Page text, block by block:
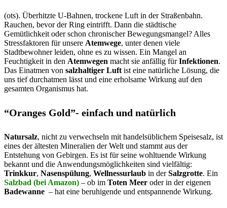
(ots). Überhitzte U-Bahnen, trockene Luft in der Straßenbahn.
Rauchen, bevor der Ring eintrifft. Dann die städtische
Gemütlichkeit oder schon chronischer Bewegungsmangel? Alles
Stressfaktoren für unsere Atemwege, unter denen viele
Stadtbewohner leiden, ohne es zu wissen. Ein Mangel an
Feuchtigkeit in den Atemwegen macht sie anfällig fürInfektionen.
Das Einatmen von salzhaltiger Luft ist eine natürliche Lösung, die
uns tief durchatmen lässt und eine erholsame Wirkung auf den
gesamten Organismus hat.
“Oranges Gold”- einfach und natürlich
Natursalz, nicht zu verwechseln mit handelsüblichem Speisesalz, ist
eines der ältesten Mineralien der Welt und stammt aus der
Entstehung von Gebirgen. Es ist für seine wohltuende Wirkung
bekannt und die Anwendungsmöglichkeiten sind vielfältig:
Trinkkur, Nasenspülung, Wellnessurlaub in derSalzgrotte. Ein
Salzbad (bei Amazon) – ob im Toten Meer oder in der eigenen
Badewanne – hat eine beruhigende und entspannende Wirkung.